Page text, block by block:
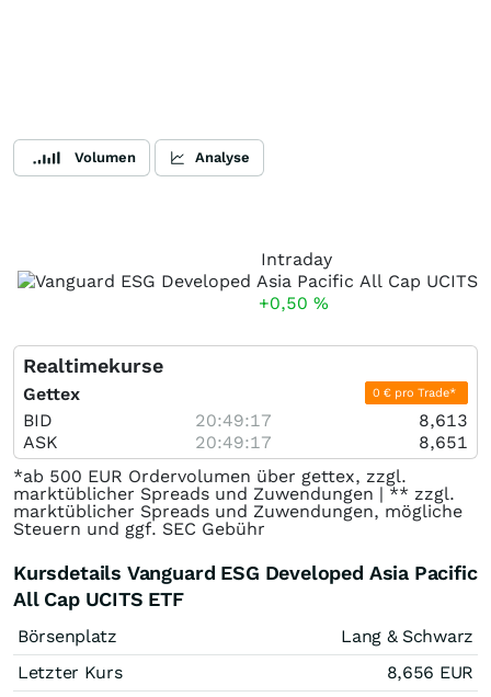
Volumen Analyse
Intraday
+0,50 %
Realtimekurse
Gettex 0 € pro Trade*
BID 20:49:17
8,613
ASK
20:49:17
8,651
*ab 500 EUR Ordervolumen über gettex, zzgl.
marktüblicher Spreads und Zuwendungen | ** zzgl.
marktüblicher Spreads und Zuwendungen, mögliche
Steuern und ggf. SEC Gebühr
Kursdetails Vanguard ESG Developed Asia Pacific
All Cap UCITS ETF
Börsenplatz
Lang & Schwarz
Letzter Kurs
8,656 EUR